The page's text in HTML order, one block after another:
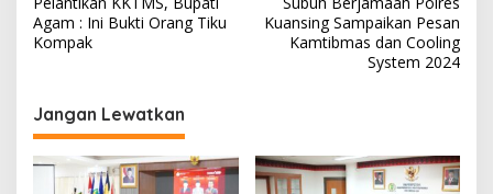
v
i
a
s
Agam : Ini Bukti Orang Tiku
Kompak
Kuansing Sampaikan Pesan
Kamtibmas dan Cooling
System 2024
Jangan Lewatkan